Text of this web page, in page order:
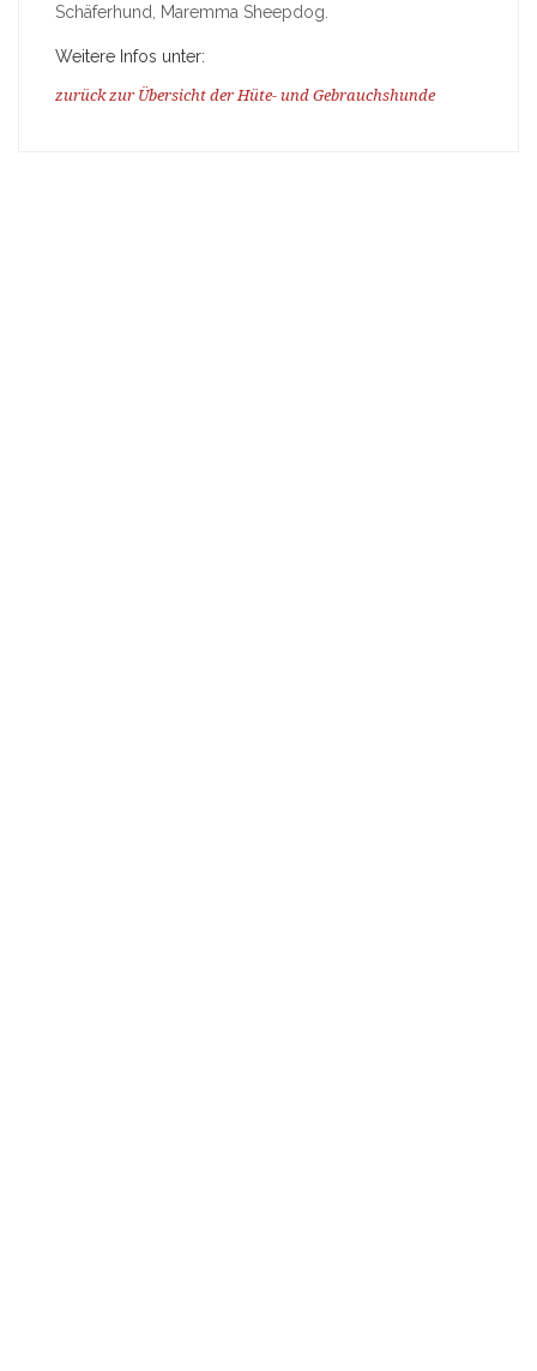
Schäferhund, Maremma Sheepdog.
Weitere Infos unter:
zurück zur Übersicht der Hüte- und Gebrauchshunde